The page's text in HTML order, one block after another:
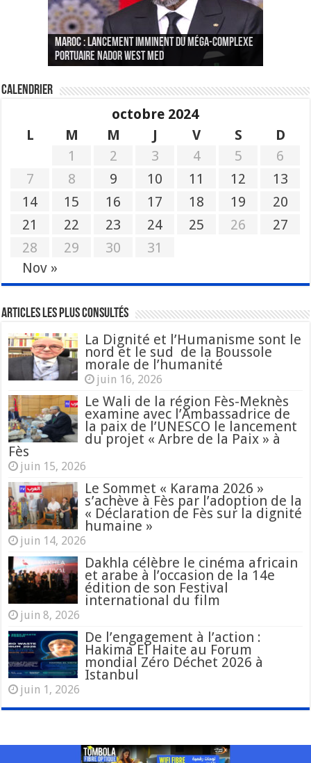
MAROC : Lancement imminent du méga-complexe
portuaire Nador West Med
Le Wali Ait Taleb préside la nomination du
nouveau Secrétaire Général pour insuffler un
sang nouveau à l’administration
Fès : La 70e conférence annuelle de la
Fédération internationale des journalistes et
des écrivains s’est achevée
Paris va présenter à Alger une liste de
« plusieurs centaines de personnes » aux
profils « dangereux »
CGEM: le binôme Oukacha-Joundy reconduit à la
tête de la Fédération des pêches maritimes
Calendrier
octobre 2024
L
M M J V S
D
1
2 3 4 5
6
7
8 9 10 11 12
13
14
15 16 17 18 19
20
21
22 23 24 25 26
27
28
29 30
31
Nov »
Articles les plus consultés
La Dignité et l’Humanisme sont le
nord et le sud de la Boussole
morale de l’humanité
juin 16, 2026
Le Wali de la région Fès-Meknès
examine avec l’Ambassadrice de
la paix de l’UNESCO le lancement
du projet « Arbre de la Paix » à
Fès
juin 15, 2026
Le Sommet « Karama 2026 »
s’achève à Fès par l’adoption de la
« Déclaration de Fès sur la dignité
humaine »
juin 14, 2026
Dakhla célèbre le cinéma africain
et arabe à l’occasion de la 14e
édition de son Festival
international du film
juin 8, 2026
De l’engagement à l’action :
Hakima El Haite au Forum
mondial Zéro Déchet 2026 à
Istanbul
juin 1, 2026